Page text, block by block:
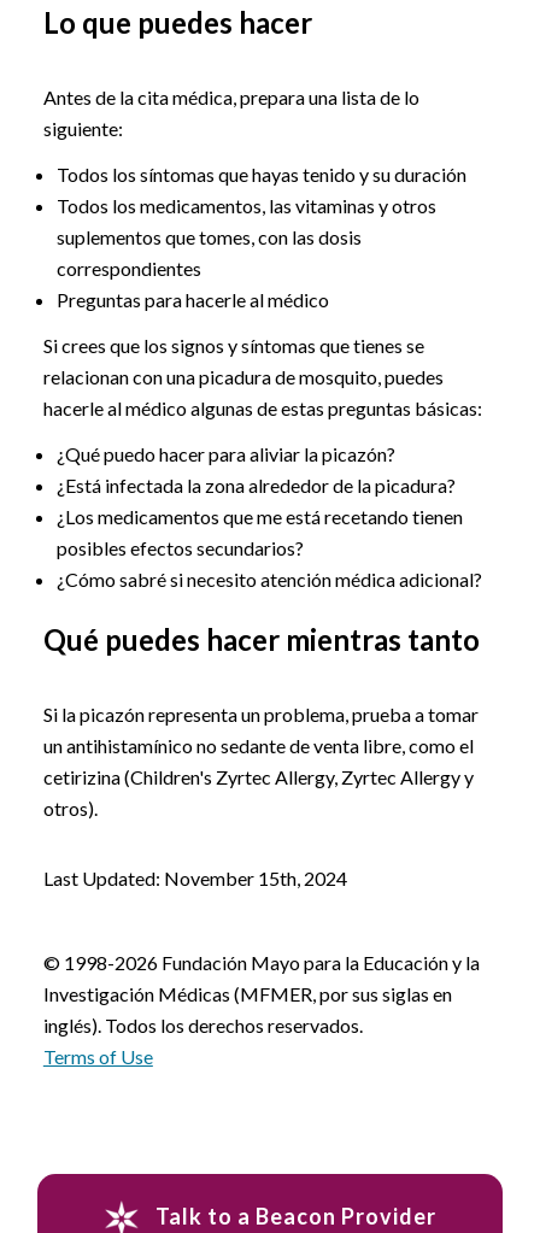
Lo que puedes hacer
Antes de la cita médica, prepara una lista de lo
siguiente:
Todos los síntomas que hayas tenido y su duración
Todos los medicamentos, las vitaminas y otros
suplementos que tomes, con las dosis
correspondientes
Preguntas para hacerle al médico
Si crees que los signos y síntomas que tienes se
relacionan con una picadura de mosquito, puedes
hacerle al médico algunas de estas preguntas básicas:
¿Qué puedo hacer para aliviar la picazón?
¿Está infectada la zona alrededor de la picadura?
¿Los medicamentos que me está recetando tienen
posibles efectos secundarios?
¿Cómo sabré si necesito atención médica adicional?
Qué puedes hacer mientras tanto
Si la picazón representa un problema, prueba a tomar
un antihistamínico no sedante de venta libre, como el
cetirizina (Children's Zyrtec Allergy, Zyrtec Allergy y
otros).
Last Updated: November 15th, 2024
© 1998-2026 Fundación Mayo para la Educación y la
Investigación Médicas (MFMER, por sus siglas en
inglés). Todos los derechos reservados.
Terms of Use
Talk to a Beacon Provider